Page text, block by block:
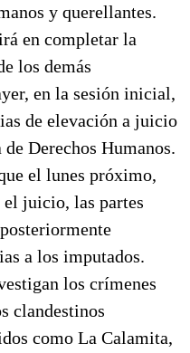
y querellantes.
en completar la
los demás
en la sesión inicial,
de elevación a juicio
Derechos Humanos.
el lunes próximo,
el juicio, las partes
a los imputados.
los crímenes
clandestinos
como La Calamita,